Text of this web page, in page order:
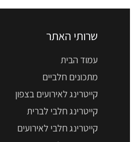
שרותי האתר
עמוד הבית
מתכונים חלביים
קייטרינג לאירועים בצפון
קייטרינג חלבי לברית
קייטרינג חלבי לאירועים